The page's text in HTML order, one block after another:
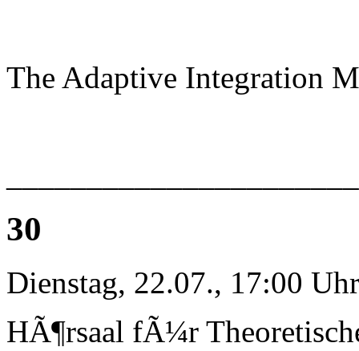
The Adaptive Integration
30
Dienstag, 22.07., 17:00 Uhr
HÃ¶rsaal fÃ¼r